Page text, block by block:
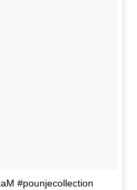
#pounjecollection